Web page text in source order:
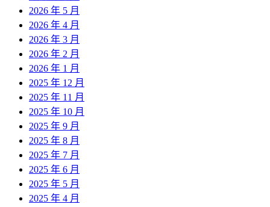
2026 年 5 月
2026 年 4 月
2026 年 3 月
2026 年 2 月
2026 年 1 月
2025 年 12 月
2025 年 11 月
2025 年 10 月
2025 年 9 月
2025 年 8 月
2025 年 7 月
2025 年 6 月
2025 年 5 月
2025 年 4 月